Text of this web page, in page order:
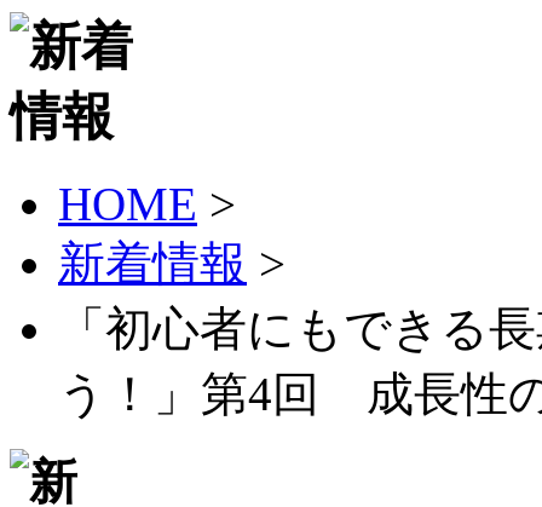
HOME >
新着情報 >
「初心者にもできる
う！」第4回 成長性